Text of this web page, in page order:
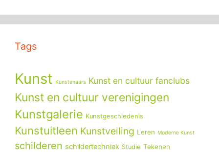
Tags
Kunst Kunstenaars Kunst en cultuur fanclubs
Kunst en cultuur verenigingen
Kunstgalerie Kunstgeschiedenis
Kunstuitleen Kunstveiling Leren Moderne Kunst
schilderen schildertechniek Studie Tekenen